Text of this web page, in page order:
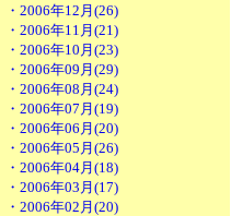
・2006年12月(26)
・2006年11月(21)
・2006年10月(23)
・2006年09月(29)
・2006年08月(24)
・2006年07月(19)
・2006年06月(20)
・2006年05月(26)
・2006年04月(18)
・2006年03月(17)
・2006年02月(20)